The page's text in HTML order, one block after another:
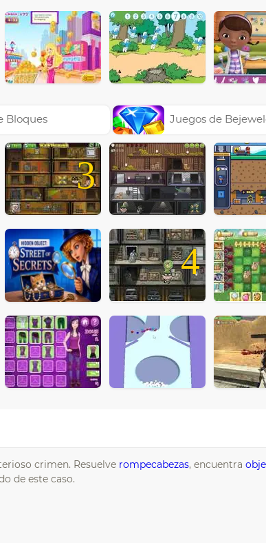
Bloques Juegos de
3
4
crimen. Resuelve rompecabezas, encuentra
de este caso.